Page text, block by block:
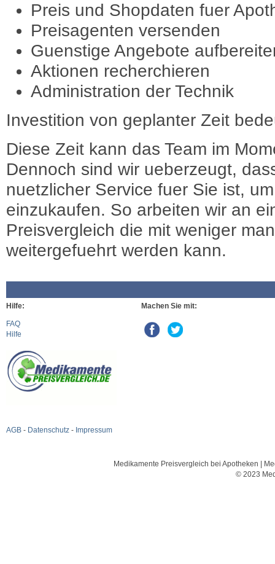
Preis und Shopdaten fuer
Preisagenten versenden
Guenstige Angebote
Aktionen recherchieren
Administration der Technik
Investition von geplanter Zeit
Diese Zeit kann das Team im
Dennoch sind wir ueberzeugt,
nuetzlicher Service fuer Sie ist,
einzukaufen. So arbeiten wir an
Preisvergleich die mit weniger
weitergefuehrt werden kann.
Hilfe:
FAQ
Hilfe
AGB - Datenschutz - Impressum
Machen Sie mit:
Medikamente Preisvergleich bei Apotheken |
© 2023